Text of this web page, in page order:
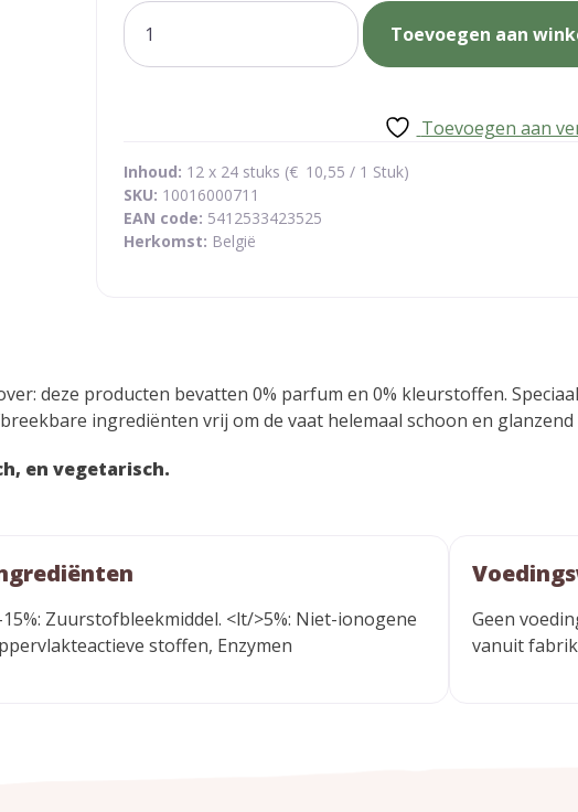
vaatwastabletten
zero
aantal
Toevoegen aan
Toevoegen aan
Inhoud: 12 x 24 stuks (€ 10,55 / 1 Stuk)
SKU: 10016000711
EAN code: 5412533423525
Herkomst: België
deze producten bevatten 0% parfum en 0% kleurstoffen.
ingrediënten vrij om de vaat helemaal schoon en
en vegetarisch.
Zuurstofbleekmiddel. <lt/>5%: Niet-ionogene
stoffen, Enzymen
Geen
vanuit